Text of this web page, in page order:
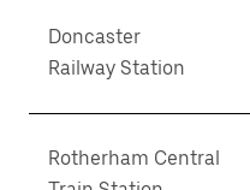
Doncaster
Railway Station
Rotherham Central